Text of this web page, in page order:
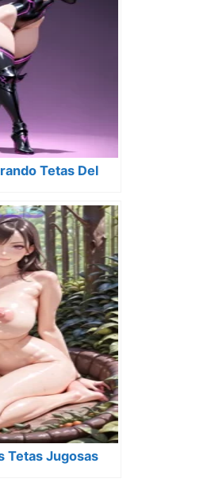
Tetas Del
Tetas Jugosas